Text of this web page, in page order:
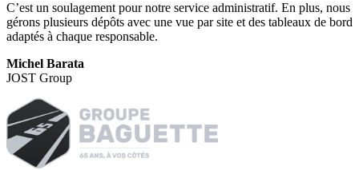
C’est un soulagement pour notre service administratif. En plus, nous
gérons plusieurs dépôts avec une vue par site et des tableaux de bord
adaptés à chaque responsable.
Michel Barata
JOST Group